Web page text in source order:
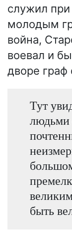
служил
молодым
война,
воевал и
дворе граф
Тут
людьми
быть